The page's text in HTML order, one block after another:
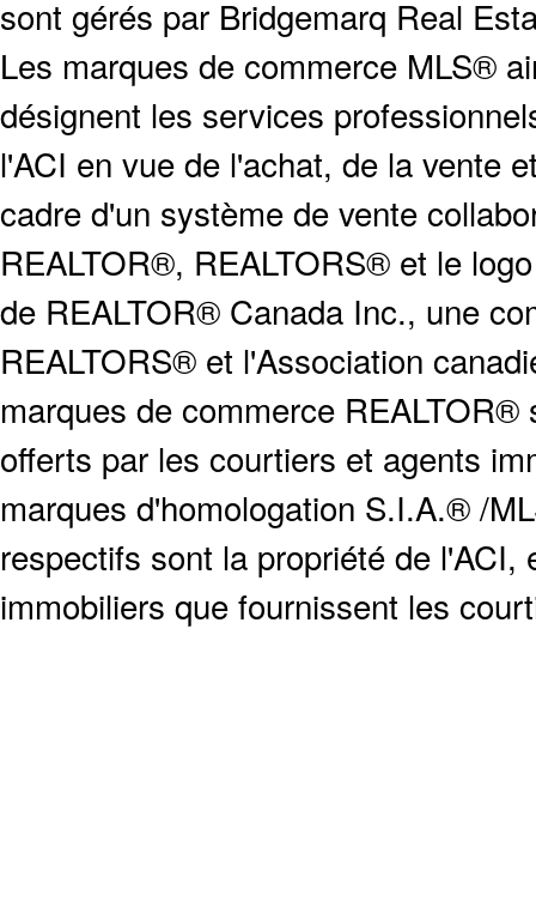
sont gérés par Bridgemarq Real
Les marques de commerce MLS®
désignent les services
l'ACI en vue de l'achat, de la vente
cadre d'un système de vente
REALTOR®, REALTORS® et le
de REALTOR® Canada Inc., une
REALTORS® et l'Association
marques de commerce
offerts par les courtiers et agents
marques d'homologation S.I.A.® /
respectifs sont la propriété de
immobiliers que fournissent les